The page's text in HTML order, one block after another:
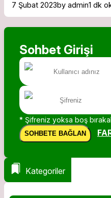
7 Şubat 2023by admin1 dk
Sohbet Girişi
* Şifreniz yoksa boş
SOHBETE BAĞLAN
Kategoriler